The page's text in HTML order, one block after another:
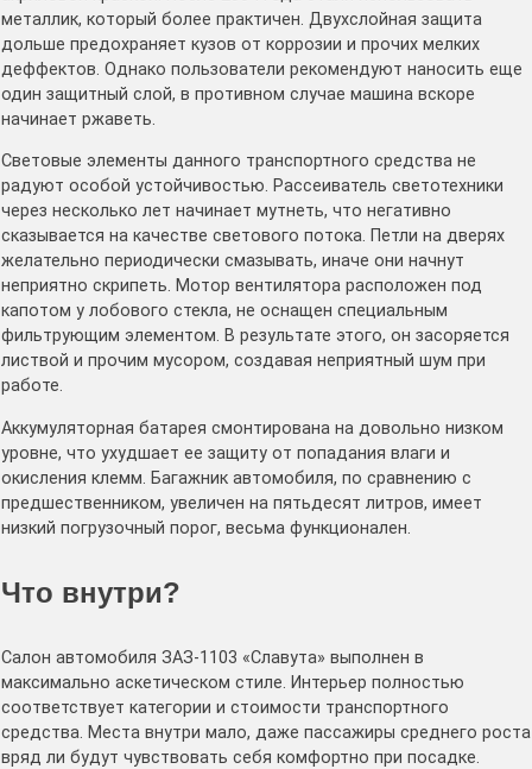
металлик, который более практичен. Двухслойная защита
дольше предохраняет кузов от коррозии и прочих мелких
деффектов. Однако пользователи рекомендуют наносить еще
один защитный слой, в противном случае машина вскоре
начинает ржаветь.
Световые элементы данного транспортного средства не
радуют особой устойчивостью. Рассеиватель светотехники
через несколько лет начинает мутнеть, что негативно
сказывается на качестве светового потока. Петли на дверях
желательно периодически смазывать, иначе они начнут
неприятно скрипеть. Мотор вентилятора расположен под
капотом у лобового стекла, не оснащен специальным
фильтрующим элементом. В результате этого, он засоряется
листвой и прочим мусором, создавая неприятный шум при
работе.
Аккумуляторная батарея смонтирована на довольно низком
уровне, что ухудшает ее защиту от попадания влаги и
окисления клемм. Багажник автомобиля, по сравнению с
предшественником, увеличен на пятьдесят литров, имеет
низкий погрузочный порог, весьма функционален.
Что внутри?
Салон автомобиля ЗАЗ-1103 «Славута» выполнен в
максимально аскетическом стиле. Интерьер полностью
соответствует категории и стоимости транспортного
средства. Места внутри мало, даже пассажиры среднего роста
вряд ли будут чувствовать себя комфортно при посадке.